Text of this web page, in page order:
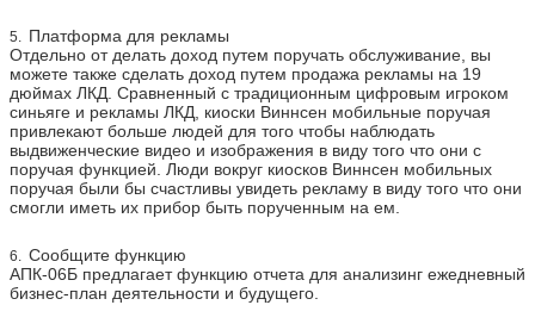
5. Платформа для рекламы
Отдельно от делать доход путем поручать обслуживание, вы
можете также сделать доход путем продажа рекламы на 19
дюймах ЛКД. Сравненный с традиционным цифровым игроком
синьяге и рекламы ЛКД, киоски Виннсен мобильные поручая
привлекают больше людей для того чтобы наблюдать
выдвиженческие видео и изображения в виду того что они с
поручая функцией. Люди вокруг киосков Виннсен мобильных
поручая были бы счастливы увидеть рекламу в виду того что они
смогли иметь их прибор быть порученным на ем.
6. Сообщите функцию
АПК-06Б предлагает функцию отчета для анализинг ежедневный
бизнес-план деятельности и будущего.